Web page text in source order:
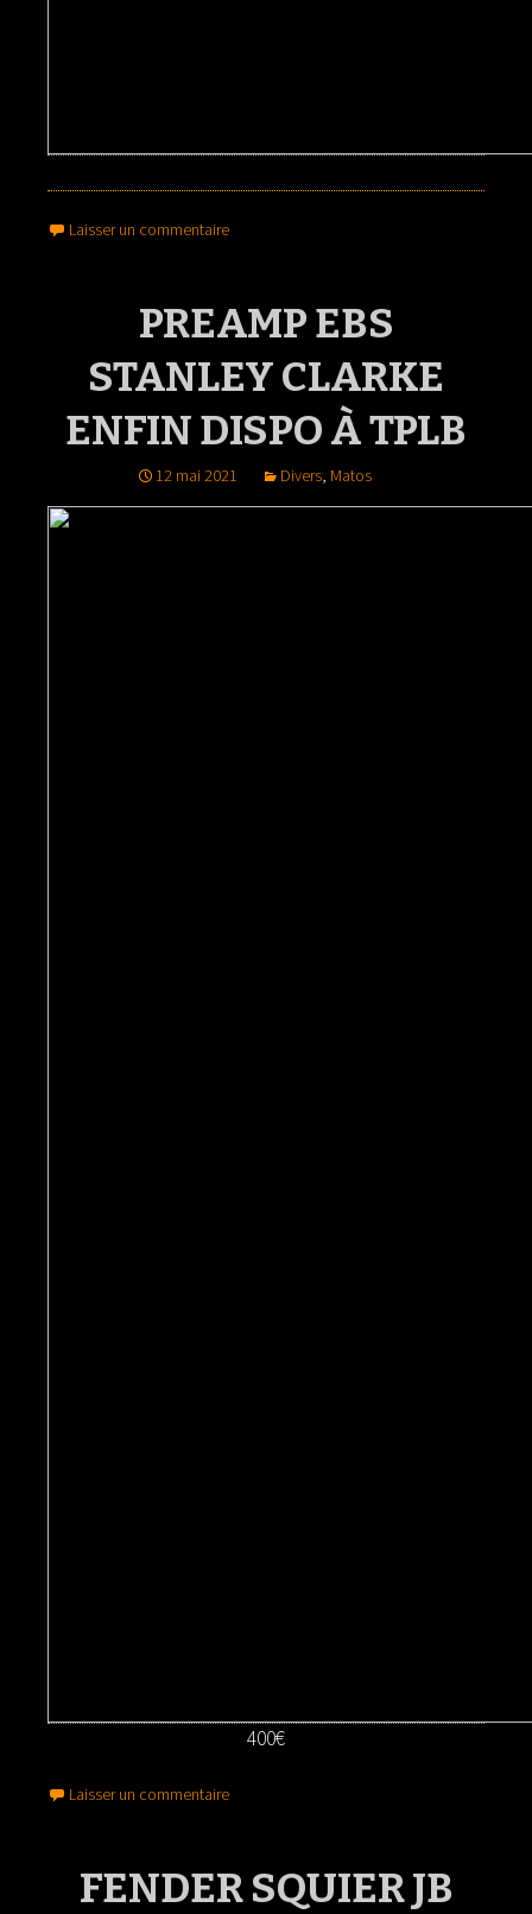
Laisser un commentaire
PREAMP EBS
STANLEY CLARKE
ENFIN DISPO À TPLB
12 mai 2021 Divers, Matos
400€
Laisser un commentaire
FENDER SQUIER JB